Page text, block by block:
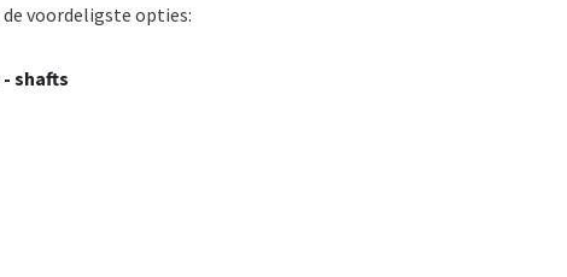
voordeligste opties:
shafts